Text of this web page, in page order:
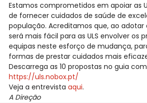
Estamos comprometidos em apoiar as
de fornecer cuidados de saúde de
população. Acreditamos que, ao adotar
será mais fácil para as ULS envolver os
equipas neste esforço de mudança,
formas de prestar cuidados mais
Descarrega as 10 propostas no guia
https://uls.nobox.pt/
Veja a entrevista aqui.
A Direção